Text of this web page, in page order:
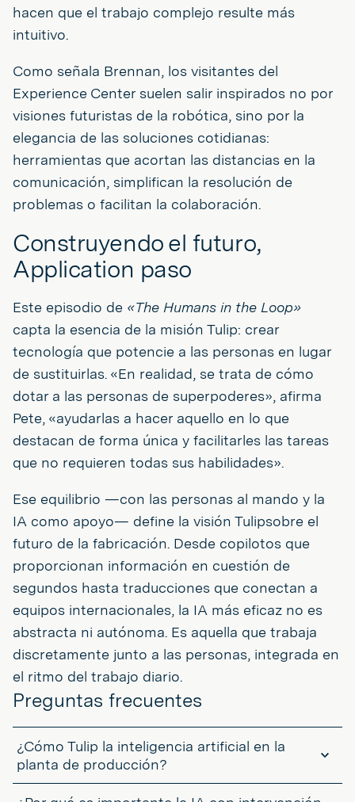
hacen que el trabajo complejo resulte más
intuitivo.
Como señala Brennan, los visitantes del
Experience Center suelen salir inspirados no por
visiones futuristas de la robótica, sino por la
elegancia de las soluciones cotidianas:
herramientas que acortan las distancias en la
comunicación, simplifican la resolución de
problemas o facilitan la colaboración.
Construyendo el futuro,
Application paso
Este episodio de «The Humans in the Loop»
capta la esencia de la misión Tulip: crear
tecnología que potencie a las personas en lugar
de sustituirlas. «En realidad, se trata de cómo
dotar a las personas de superpoderes», afirma
Pete, «ayudarlas a hacer aquello en lo que
destacan de forma única y facilitarles las tareas
que no requieren todas sus habilidades».
Ese equilibrio —con las personas al mando y la
IA como apoyo— define la visión Tulipsobre el
futuro de la fabricación. Desde copilotos que
proporcionan información en cuestión de
segundos hasta traducciones que conectan a
equipos internacionales, la IA más eficaz no es
abstracta ni autónoma. Es aquella que trabaja
discretamente junto a las personas, integrada en
el ritmo del trabajo diario.
Preguntas frecuentes
¿Cómo Tulip la inteligencia artificial en la
planta de producción?